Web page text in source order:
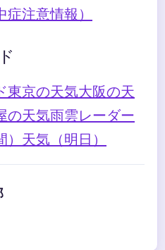
注意情報）
東京の天気大阪の天
の天気雨雲レーダー
天気（明日）